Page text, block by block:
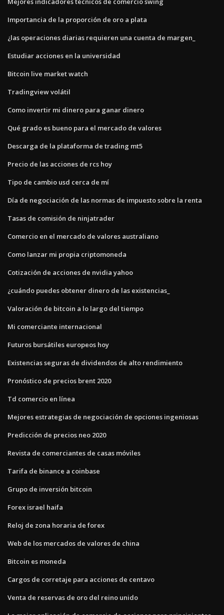
Importancia de la proporción de oro a plata
¿las operaciones diarias requieren una cuenta de margen_
Estudiar acciones en la universidad
Bitcoin live market watch
Tradingview volátil
Como invertir mi dinero para ganar dinero
Qué grado es bueno para el mercado de valores
Descarga de la plataforma de trading mt5
Precio de las acciones de rcs hoy
Tipo de cambio usd cerca de mí
Día de negociación de las normas de impuesto sobre la renta
Tasas de comisión de ninjatrader
Comercio en el mercado de valores australiano
Como lanzar mi propia criptomoneda
Cotización de acciones de nvidia yahoo
¿cuándo puedes obtener dinero de las existencias_
Valoración de bitcoin a lo largo del tiempo
Mi comerciante internacional
Futuros bursátiles europeos hoy
Existencias seguras de dividendos de alto rendimiento
Pronóstico de precios brent 2020
Td comercio en línea
Mejores estrategias de negociación de opciones ingeniosas
Predicción de precios neo 2020
Revista de comerciantes de casas móviles
Tarifa de binance a coinbase
Grupo de inversión bitcoin
Forex israel haifa
Reloj de zona horaria de forex
Web de los mercados de valores de china
Bitcoin es moneda
Cargos de corretaje para acciones de centavo
Venta de reservas de oro del reino unido